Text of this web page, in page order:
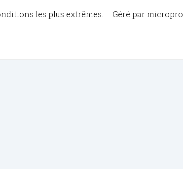
les plus extrêmes. – Géré par